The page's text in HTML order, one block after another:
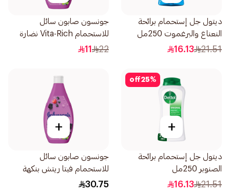
ديتول جل إستحمام برائحة
النعناع والبرغموت 250مل
21.51
16.13
جونسون صابون سائل
للاستحمام Vita-Rich نضارة
250مل
22
11
25%
off
+
ديتول جل إستحمام برائحة
الصنوبر 250مل
21.51
16.13
+
جونسون صابون سائل
للاستحمام فيتا ريتش بنكهة
التوت 400مل
30.75